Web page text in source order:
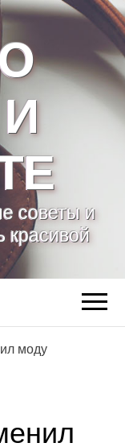
советы и
красивой
моду